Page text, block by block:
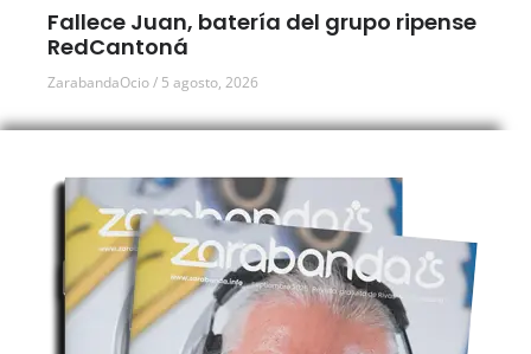
Fallece Juan, batería del grupo ripense
RedCantoná
ZarabandaOcio 5 agosto, 2026